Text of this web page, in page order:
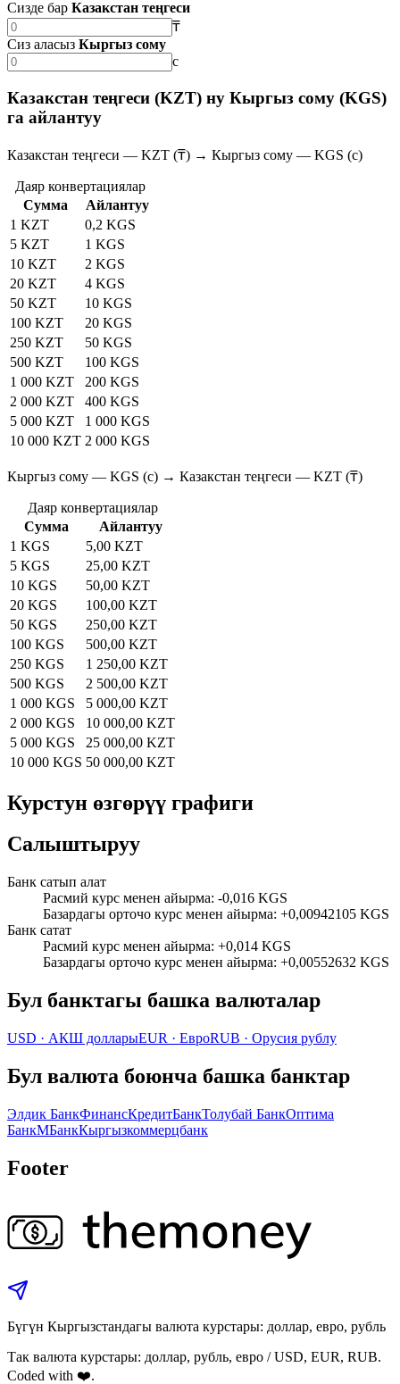
Сизде бар Казакстан теңгеси
₸
Сиз аласыз Кыргыз сому
с
Казакстан теңгеси (KZT) ну Кыргыз сому (KGS)
га айлантуу
Казакстан теңгеси — KZT (₸) → Кыргыз сому — KGS (с)
Даяр конвертациялар
Сумма
Айлантуу
1 KZT
0,2 KGS
5 KZT
1 KGS
10 KZT
2 KGS
20 KZT
4 KGS
50 KZT
10 KGS
100 KZT
20 KGS
250 KZT
50 KGS
500 KZT
100 KGS
1 000 KZT
200 KGS
2 000 KZT
400 KGS
5 000 KZT
1 000 KGS
10 000 KZT 2 000 KGS
Кыргыз сому — KGS (с) → Казакстан теңгеси — KZT (₸)
Даяр конвертациялар
Сумма
Айлантуу
1 KGS
5,00 KZT
5 KGS
25,00 KZT
10 KGS
50,00 KZT
20 KGS
100,00 KZT
50 KGS
250,00 KZT
100 KGS
500,00 KZT
250 KGS
1 250,00 KZT
500 KGS
2 500,00 KZT
1 000 KGS
5 000,00 KZT
2 000 KGS
10 000,00 KZT
5 000 KGS
25 000,00 KZT
10 000 KGS 50 000,00 KZT
Курстун өзгөрүү графиги
Салыштыруу
Банк сатып алат
Расмий курс менен айырма: -0,016 KGS
Базардагы орточо курс менен айырма: +0,00942105 KGS
Банк сатат
Расмий курс менен айырма: +0,014 KGS
Базардагы орточо курс менен айырма: +0,00552632 KGS
Бул банктагы башка валюталар
USD · АКШ долларыEUR · ЕвроRUB · Орусия рублу
Бул валюта боюнча башка банктар
Элдик БанкФинансКредитБанкТолубай БанкОптима
БанкМБанкКыргызкоммерцбанк
Footer
Бүгүн Кыргызстандагы валюта курстары: доллар, евро, рубль
Так валюта курстары: доллар, рубль, евро / USD, EUR, RUB.
Coded with ❤️.